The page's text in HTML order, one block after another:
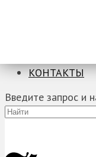
КОНТАКТЫ
Введите запрос и